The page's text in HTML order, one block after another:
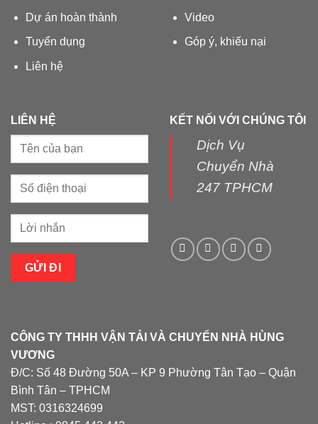
Dự án hoàn thành
Tuyển dụng
Liên hệ
Video
Góp ý, khiếu nại
LIÊN HỆ KẾT NỐI VỚI CHÚNG TÔI
Dịch Vụ
Chuyển Nhà
247 TPHCM
CÔNG TY THHH VẬN TẢI VÀ CHUYỂN NHÀ HÙNG
VƯƠNG
Đ/C: Số 48 Đường 50A – KP 9 Phường Tân Tạo – Quận
Bình Tân – TPHCM
MST: 0316324699